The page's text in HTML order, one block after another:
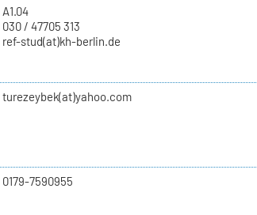
A1.04
030 / 47705 313
ref-stud(at)kh-berlin.de
turezeybek(at)yahoo.com
0179-7590955